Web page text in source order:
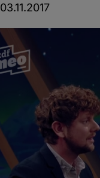
03.11.2017